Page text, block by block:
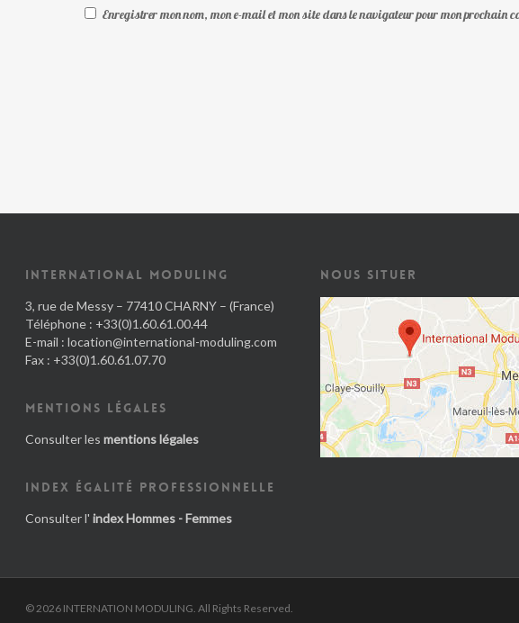
Enregistrer mon nom, mon e-mail et mon site dans le navigateur pour mon prochain
INTERNATIONAL MODULING
3, rue de Messy – 77410 CHARNY – (France)
Téléphone : +33(0)1.60.61.00.44
E-mail : location@international-moduling.com
Fax : +33(0)1.60.61.07.70
MENTIONS LÉGALES
Consulter les mentions légales
INDEX ÉGALITÉ PROFESSIONNELLE
Consulter l' index Hommes - Femmes
NOUS SITUER
© 2026 INTERNATION MODULING. All Rights Reserved.